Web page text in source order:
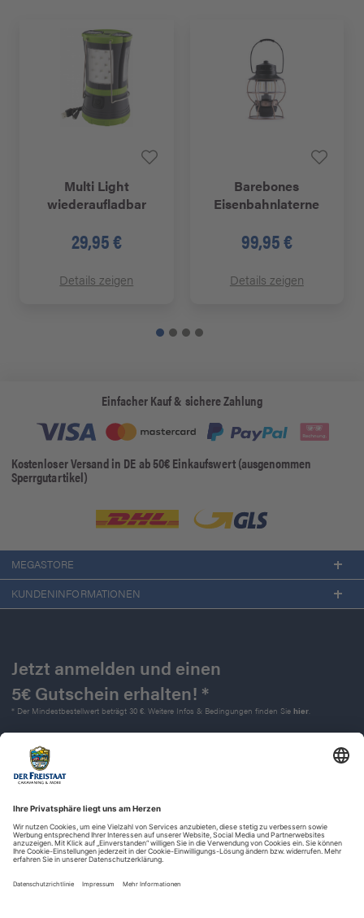
Multi Light
wiederaufladbar
29,95 €
Details zeigen
Barebones
Eisenbahnlaterne
99,95 €
Details zeigen
Einfacher Kauf & sichere Zahlung
Kostenloser Versand in DE ab 50€ Einkaufswert (ausgenommen
Sperrgutartikel)
MEGASTORE
KUNDENINFORMATIONEN
Jetzt anmelden und einen
5€ Gutschein erhalten! *
* Der Mindestbestellwert beträgt 30 €. Weitere Infos & Bedingungen finden Sie hier.